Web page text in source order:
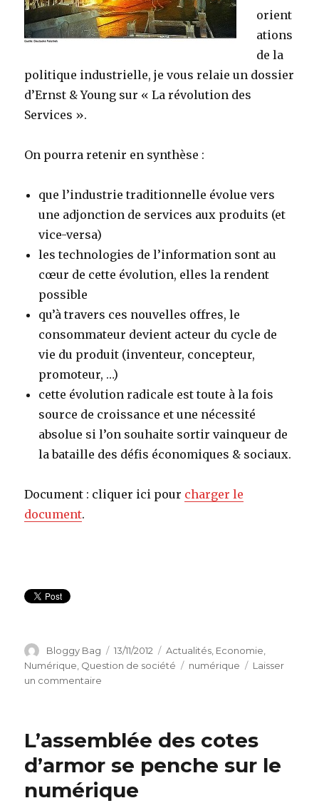
orient
ations
de la
politique industrielle, je vous relaie un dossier
d’Ernst & Young sur « La révolution des
Services ».
On pourra retenir en synthèse :
que l’industrie traditionnelle évolue vers
une adjonction de services aux produits (et
vice-versa)
les technologies de l’information sont au
cœur de cette évolution, elles la rendent
possible
qu’à travers ces nouvelles offres, le
consommateur devient acteur du cycle de
vie du produit (inventeur, concepteur,
promoteur, …)
cette évolution radicale est toute à la fois
source de croissance et une nécessité
absolue si l’on souhaite sortir vainqueur de
la bataille des défis économiques & sociaux.
Document : cliquer ici pour charger le
document.
Auteur
Bloggy Bag
Publié
le
13/11/2012 Catégories
Actualités Economie
Numérique Question de société Étiquettes
numérique
Laisser
un commentaire
de
L’assemblée des cotes
d’armor se penche sur le
numérique